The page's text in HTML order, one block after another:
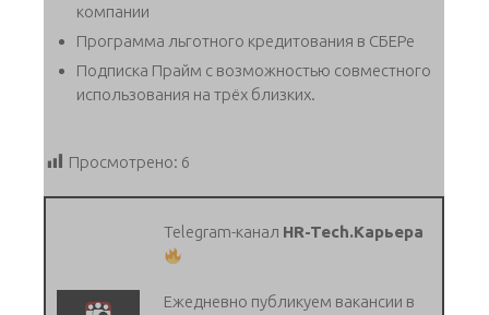
компании
Программа льготного кредитования в СБЕРе
Подписка Прайм с возможностью совместного
использования на трёх близких.
Просмотрено: 6
Telegram-канал HR-Tech.Карьера
Ежедневно публикуем вакансии в